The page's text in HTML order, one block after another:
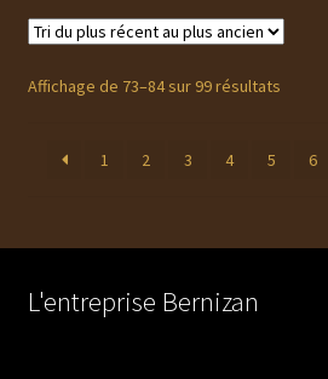
Affichage de 73–84 sur 99 résultatsTrié
récent
ancien
1 2 3 4 5 6
L'entreprise Bernizan